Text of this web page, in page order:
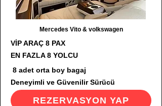
Mercedes Vito & volkswagen
VİP ARAÇ 8 PAX
EN FAZLA 8 YOLCU
8 adet orta boy bagaj
Deneyimli ve Güvenilir Sürücü
REZERVASYON YAP